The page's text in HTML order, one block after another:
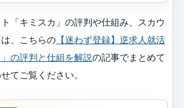
「キミスカ」の評判や仕組み、スカウ
、こちらの 【迷わず登録】逆求人就活
の評判と仕組を解説の記事でまとめて
てご覧ください。